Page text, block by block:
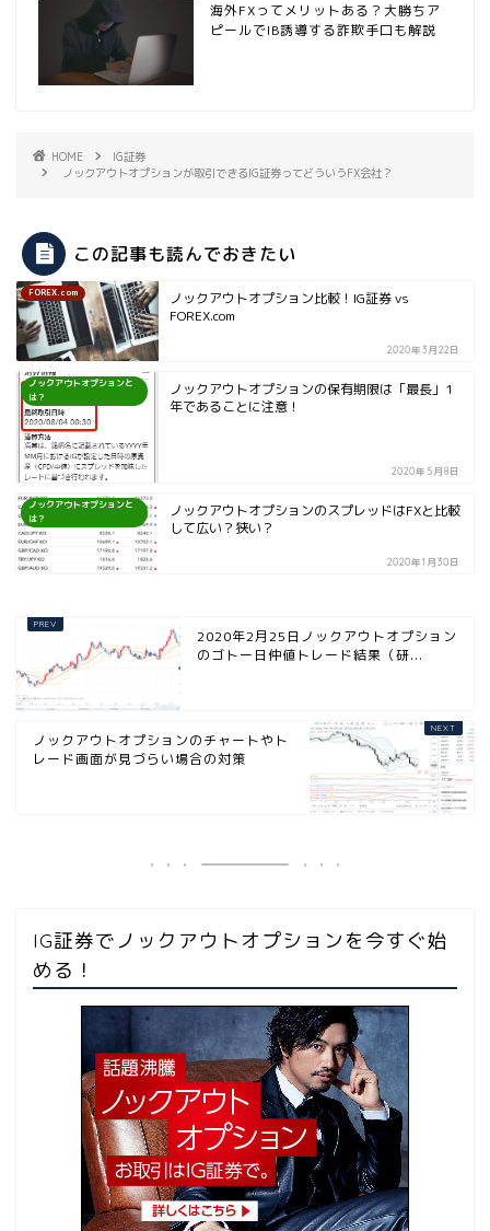
海外FXってメリットある？大勝ちア
ピールでIB誘導する詐欺手口も解説
HOME
IG証券
ノックアウトオプションが取引できるIG証券ってどういうFX会社？
この記事も読んでおきたい
FOREX.com
ノックアウトオプション比較！IG証券 vs
FOREX.com
2020年3月22日
ノックアウトオプションと
は？
ノックアウトオプションの保有期限は「最長」1
年であることに注意！
2020年5月8日
ノックアウトオプションと
は？
ノックアウトオプションのスプレッドはFXと比較
して広い？狭い？
2020年1月30日
2020年2月25日ノックアウトオプション
のゴトー日仲値トレード結果（研...
ノックアウトオプションのチャートやト
レード画面が見づらい場合の対策
IG証券でノックアウトオプションを今すぐ始
める！